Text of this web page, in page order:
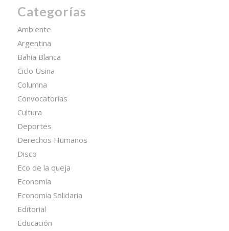
Categorías
Ambiente
Argentina
Bahia Blanca
Ciclo Usina
Columna
Convocatorias
Cultura
Deportes
Derechos Humanos
Disco
Eco de la queja
Economía
Economía Solidaria
Editorial
Educación